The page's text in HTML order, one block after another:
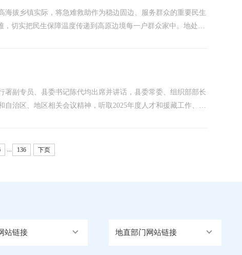
拔乡镇实际，将急难救助作为稳边固边、服务群众的重要民生
切实把民生保障温度传递到高原边境每一户群众家中。地处海
署副专员、县委书记陈代均出席并讲话，县委常委、组织部部长
治区、地区相关会议精神，听取2025年度人才和援藏工作、第
136 下页
站链接 地直部门网站链接